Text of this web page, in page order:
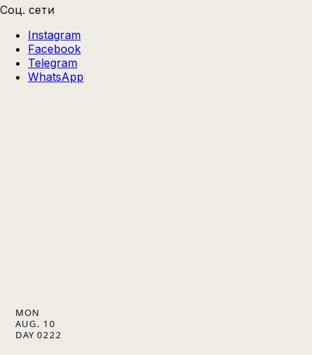
MON
AUG. 10
DAY 0222
Соц. сети
Instagram
Facebook
Telegram
WhatsApp